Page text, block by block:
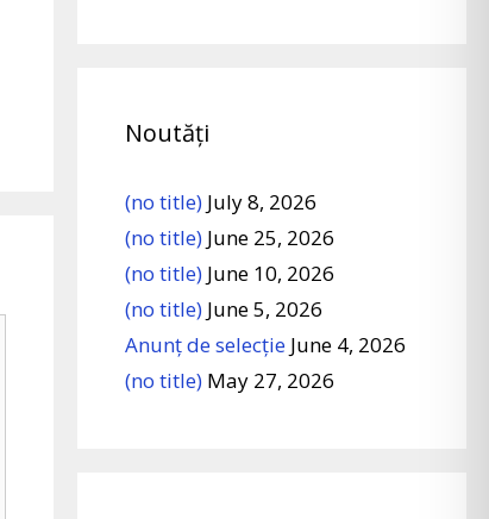
Noutăți
(no title) July 8, 2026
(no title) June 25, 2026
(no title) June 10, 2026
(no title) June 5, 2026
Anunț de selecție June 4, 2026
(no title) May 27, 2026